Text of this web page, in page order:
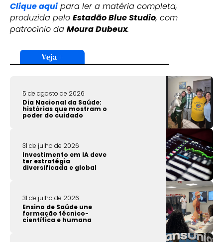
Clique aquipara ler a matéria completa,
produzida pelo Estadão Blue Studio, com
patrocínio da Moura Dubeux.
Veja +
5 de agosto de 2026
Dia Nacional da Saúde:
histórias que mostram o
poder do cuidado
31 de julho de 2026
Investimento em IA deve
ter estratégia
diversificada e global
31 de julho de 2026
Ensino de Saúde une
formação técnico-
científica e humana